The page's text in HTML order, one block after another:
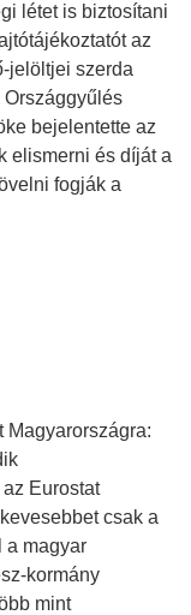
létet is biztosítani
az
jelöltjei szerda
bejelentette az
elismerni és díját a
fogják a
Magyarországra:
Eurostat
csak a
a magyar
kormány
mint